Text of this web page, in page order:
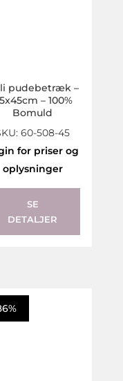
pudebetræk –
– 100%
Bomuld
60-508-45
for priser og
oplysninger
SE
DETALJER